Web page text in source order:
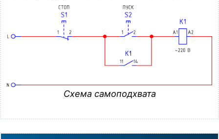
Схема самоподхвата